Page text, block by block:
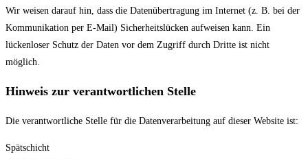
Wir weisen darauf hin, dass die Datenübertragung im Internet (z. B. bei der
Kommunikation per E-Mail) Sicherheitslücken aufweisen kann. Ein
lückenloser Schutz der Daten vor dem Zugriff durch Dritte ist nicht
möglich.
Hinweis zur verantwortlichen Stelle
Die verantwortliche Stelle für die Datenverarbeitung auf dieser Website ist:
Spätschicht